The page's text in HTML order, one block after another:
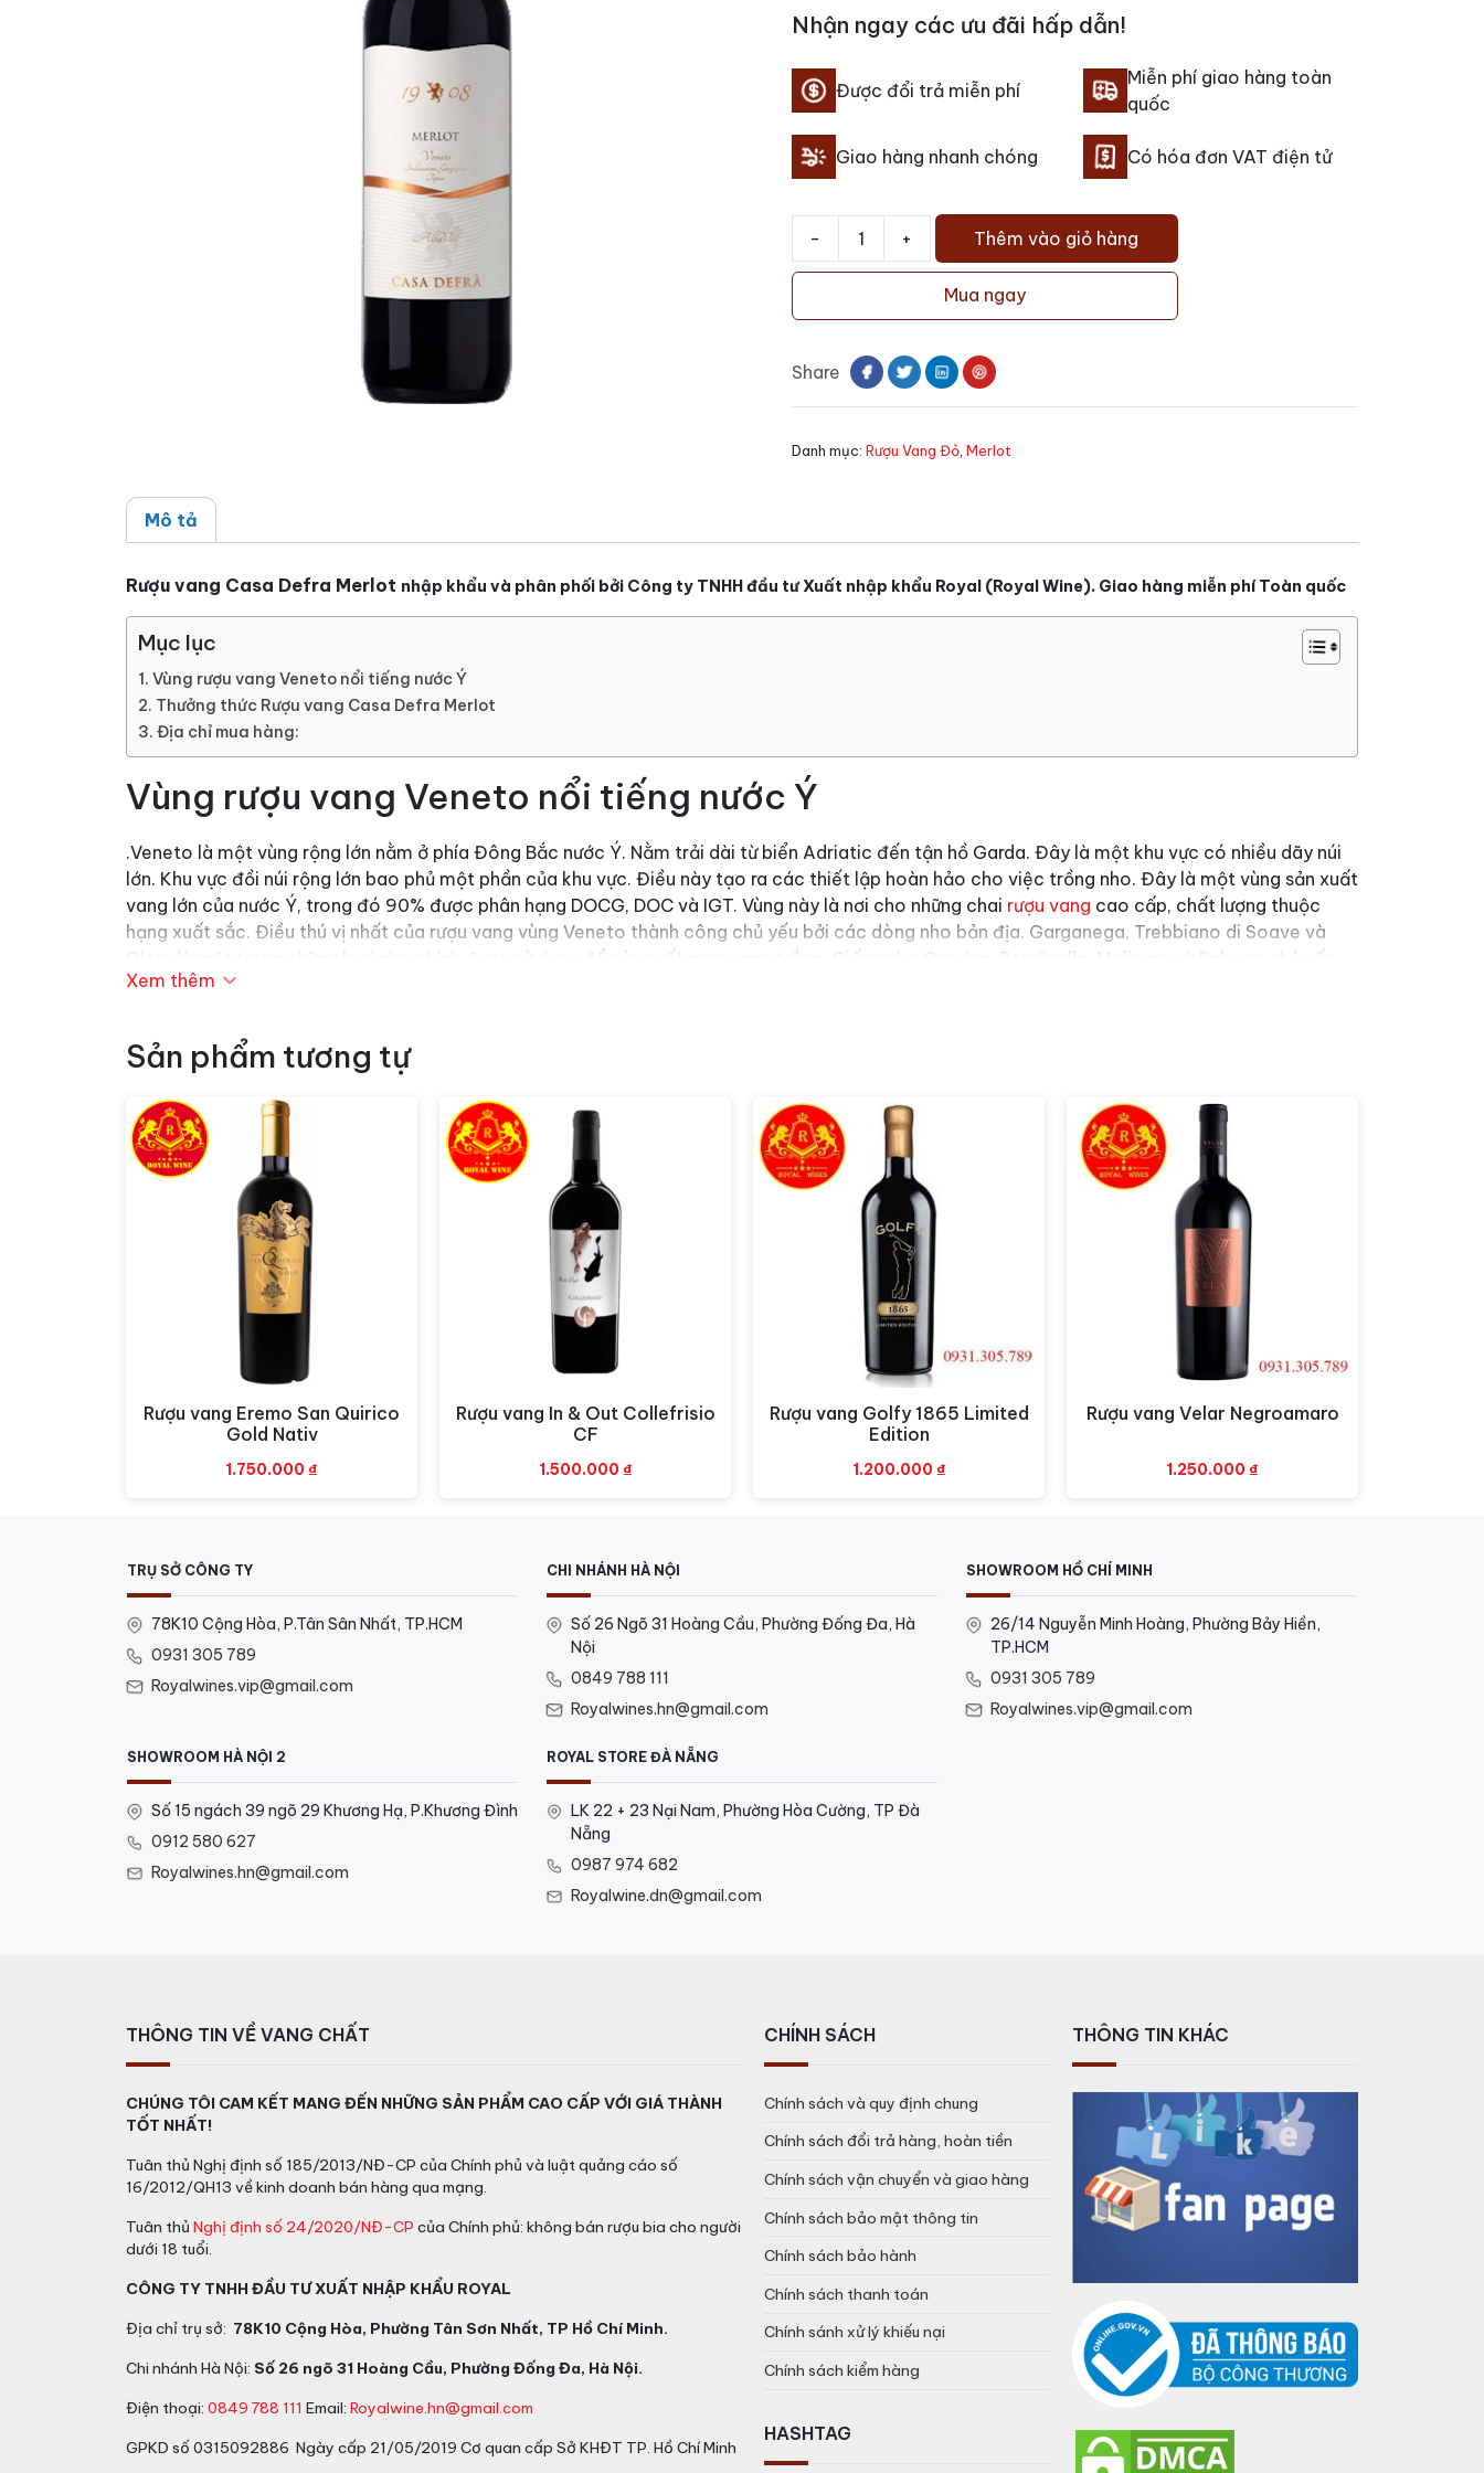
Nhận ngay các ưu đãi hấp dẫn!
Được đổi trả miễn phí
Miễn phí giao hàng toàn
quốc
Giao hàng nhanh chóng Có hóa đơn VAT điện tử
-
vang
số
lượng
+ Thêm vào giỏ hàng
Mua ngay
Share
Danh mục: Rượu Vang Đỏ, Merlot
Mô tả
Rượu vang Casa Defra Merlot nhập khẩu và phân phối bởi Công ty TNHH đầu tư Xuất nhập khẩu Royal (Royal Wine). Giao hàng miễn phí Toàn quốc
Mục lục
Vùng rượu vang Veneto nổi tiếng nước Ý
Thưởng thức Rượu vang Casa Defra Merlot
Địa chỉ mua hàng:
Vùng rượu vang Veneto nổi tiếng nước Ý
.Veneto là một vùng rộng lớn nằm ở phía Đông Bắc nước Ý. Nằm trải dài từ biển Adriatic đến tận hồ Garda. Đây là một khu vực có nhiều dãy núi
lớn. Khu vực đồi núi rộng lớn bao phủ một phần của khu vực. Điều này tạo ra các thiết lập hoàn hảo cho việc trồng nho. Đây là một vùng sản xuất
vang lớn của nước Ý, trong đó 90% được phân hạng DOCG, DOC và IGT. Vùng này là nơi cho những chai rượu vang cao cấp, chất lượng thuộc
hạng xuất sắc. Điều thú vị nhất của rượu vang vùng Veneto thành công chủ yếu bởi các dòng nho bản địa. Garganega, Trebbiano di Soave và
Glera là một trong những loại nho chính được sử dụng để sản xuất rượu vang trắng. Giống nho Corvina, Rondinella, Molinara và Raboso chủ yếu
được sử dụng trong sản xuất rượu vang đỏ.
Thưởng thức Rượu vang Casa Defra Merlot
nhẹ.Kết hợp món ăn: Tuyệt hảo với các món bò luk lawk, thịt bò nướng xiên. Phục vụ:Nhiệt độ tuyệt vời nhất để thưởng thức rượu là 10 đến 16 độ C.
Địa chỉ mua hàng:
Quý khách có thể đến trực tiếp Công ty hoặc liên hệ theo số hotline sau:
78/k10 Cộng Hòa, P.4, Quận Tân Bình
65 Nguyễn Xuân Khoát, Ngoại Giao Đoàn
>>>> Các loại
RƯỢU VANG
Xem thêm
Sản phẩm tương tự
Xem nhanh
Rượu vang Eremo San Quirico
Gold Nativ
1.750.000 ₫
Xem nhanh
Rượu vang In & Out Collefrisio
CF
1.500.000 ₫
Xem nhanh
Rượu vang Golfy 1865 Limited
Edition
1.200.000 ₫
Xem nhanh
Rượu vang Velar Negroamaro
1.250.000 ₫
TRỤ SỞ CÔNG TY
78K10 Cộng Hòa, P.Tân Sân Nhất, TP.HCM
0931 305 789
Royalwines.vip@gmail.com
CHI NHÁNH HÀ NỘI
Số 26 Ngõ 31 Hoàng Cầu, Phường Đống Đa, Hà
Nội
0849 788 111
Royalwines.hn@gmail.com
SHOWROOM HỒ CHÍ MINH
26/14 Nguyễn Minh Hoàng, Phường Bảy Hiền,
TP.HCM
0931 305 789
Royalwines.vip@gmail.com
SHOWROOM HÀ NỘI 2
Số 15 ngách 39 ngõ 29 Khương Hạ, P.Khương Đình
0912 580 627
Royalwines.hn@gmail.com
ROYAL STORE ĐÀ NẴNG
LK 22 + 23 Nại Nam, Phường Hòa Cường, TP Đà
Nẵng
0987 974 682
Royalwine.dn@gmail.com
THÔNG TIN VỀ VANG CHẤT
CHÚNG TÔI CAM KẾT MANG ĐẾN NHỮNG SẢN PHẨM CAO CẤP VỚI GIÁ THÀNH
TỐT NHẤT!
Tuân thủ Nghị định số 185/2013/NĐ-CP của Chính phủ và luật quảng cáo số
16/2012/QH13 về kinh doanh bán hàng qua mạng.
Tuân thủ Nghị định số 24/2020/NĐ-CP của Chính phủ: không bán rượu bia cho người
dưới 18 tuổi.
CÔNG TY TNHH ĐẦU TƯ XUẤT NHẬP KHẨU ROYAL
Địa chỉ trụ sở: 78K10 Cộng Hòa, Phường Tân Sơn Nhất, TP Hồ Chí Minh.
Chi nhánh Hà Nội: Số 26 ngõ 31 Hoàng Cầu, Phường Đống Đa, Hà Nội.
Điện thoại: 0849 788 111 Email: Royalwine.hn@gmail.com
GPKD số 0315092886 Ngày cấp 21/05/2019 Cơ quan cấp Sở KHĐT TP. Hồ Chí Minh
CHÍNH SÁCH
Chính sách và quy định chung
Chính sách đổi trả hàng, hoàn tiền
Chính sách vận chuyển và giao hàng
Chính sách bảo mật thông tin
Chính sách bảo hành
Chính sách thanh toán
Chính sánh xử lý khiếu nại
Chính sách kiểm hàng
HASHTAG
THÔNG TIN KHÁC